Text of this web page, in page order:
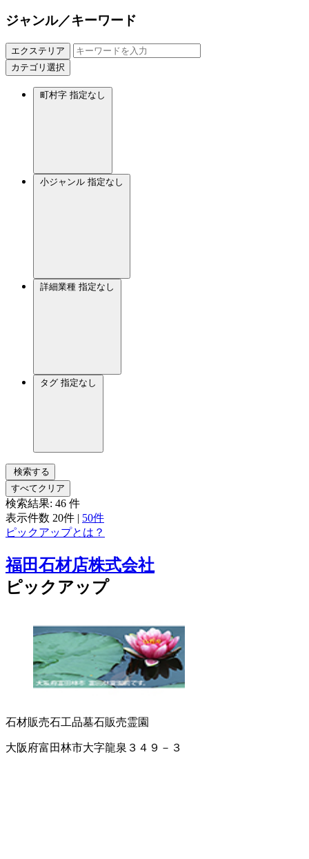
ジャンル／キーワード
エクステリア
カテゴリ選択
町村字 指定なし
小ジャンル 指定なし
詳細業種 指定なし
タグ 指定なし
検索する
すべてクリア
検索結果: 46 件
表示件数 20件 | 50件
ピックアップとは？
福田石材店株式会社
ピックアップ
石材販売石工品墓石販売霊園
大阪府富田林市大字龍泉３４９－３